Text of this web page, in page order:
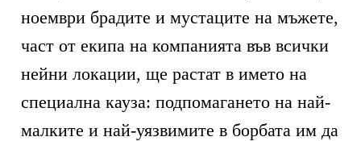
ноември брадите и мустаците на мъжете,
част от екипа на компанията във всички
нейни локации, ще растат в името на
специална кауза: подпомагането на най-
малките и най-уязвимите в борбата им да